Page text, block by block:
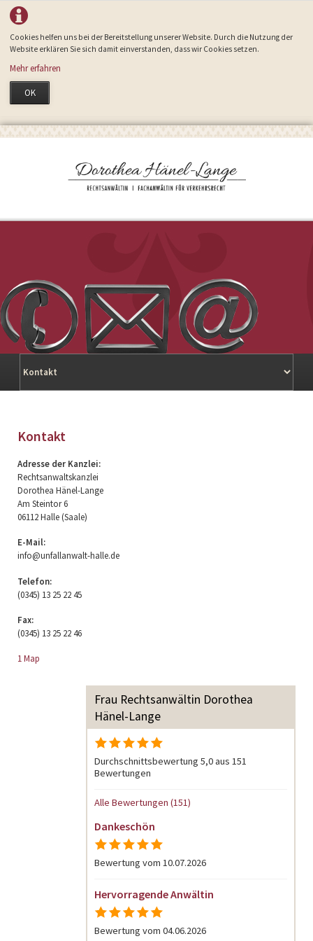
Cookies helfen uns bei der Bereitstellung unserer Website. Durch die Nutzung der
Website erklären Sie sich damit einverstanden, dass wir Cookies setzen.
Mehr erfahren
OK
überspringen
Kontakt
Adresse der Kanzlei:
Rechtsanwaltskanzlei
Dorothea Hänel-Lange
Am Steintor 6
06112 Halle (Saale)
E-Mail:
info@unfallanwalt-halle.de
Telefon:
(0345) 13 25 22 45
Fax:
(0345) 13 25 22 46
1 Map
Frau Rechtsanwältin Dorothea
Hänel-Lange
Durchschnittsbewertung 5,0 aus 151
Bewertungen
Alle Bewertungen (151)
Dankeschön
Bewertung vom 10.07.2026
Hervorragende Anwältin
Bewertung vom 04.06.2026